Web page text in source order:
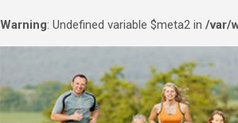
Warning: Undefined variable $meta2 in /var/
содержимому